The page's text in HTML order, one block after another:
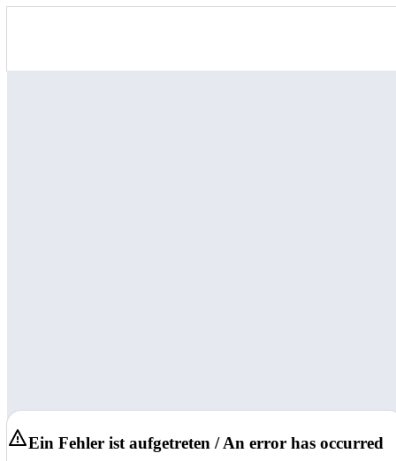
Ein Fehler ist aufgetreten / An error has occurred